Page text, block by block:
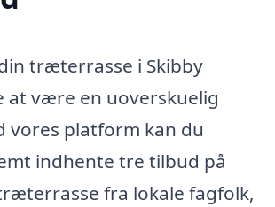
træterrasse i Skibby
at være en uoverskuelig
vores platform kan du
indhente tre tilbud på
fra lokale fagfolk,